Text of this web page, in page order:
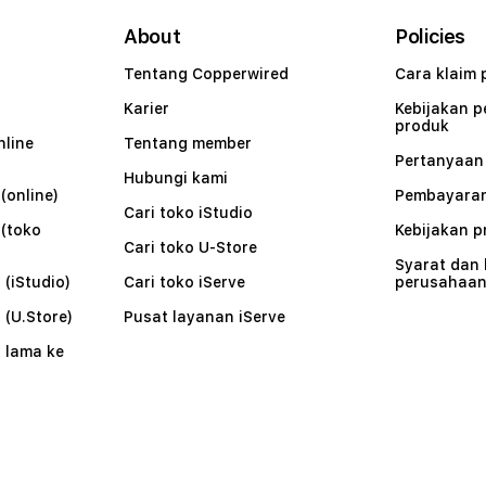
lama ke
About
Tentang Copperwired
Karier
Tentang member
Hubungi kami
Cari toko iStudio
Cari toko U-Store
Cari toko iServe
Pusat layanan iServe
Policies
Cara klaim
Kebijakan
produk
Pertanyaan
Kebijakan
Syarat dan
perusahaan